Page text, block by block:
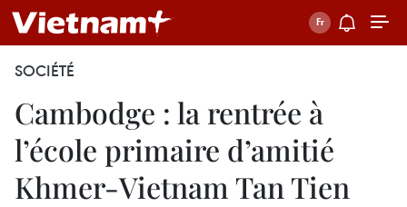
SOCIÉTÉ
Cambodge : la rentrée à
l’école primaire d’amitié
Khmer-Vietnam Tan Tien